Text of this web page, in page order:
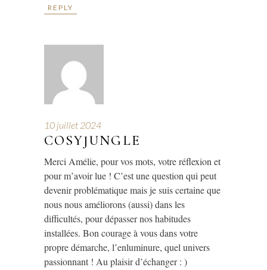
REPLY
10 juillet 2024
COSYJUNGLE
Merci Amélie, pour vos mots, votre réflexion et
pour m’avoir lue ! C’est une question qui peut
devenir problématique mais je suis certaine que
nous nous améliorons (aussi) dans les
difficultés, pour dépasser nos habitudes
installées. Bon courage à vous dans votre
propre démarche, l’enluminure, quel univers
passionnant ! Au plaisir d’échanger : )